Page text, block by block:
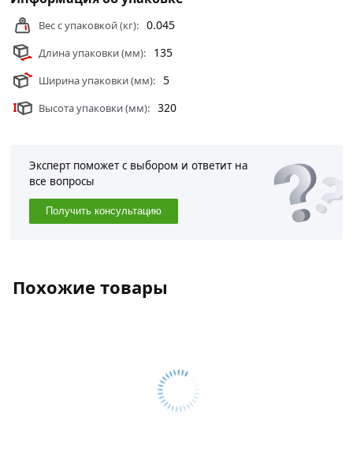
Вес с упаковкой (кг): 0.045
Длина упаковки (мм): 135
Ширина упаковки (мм): 5
Высота упаковки (мм): 320
Эксперт поможет с выбором и ответит на
все вопросы
Получить консультацию
Похожие товары